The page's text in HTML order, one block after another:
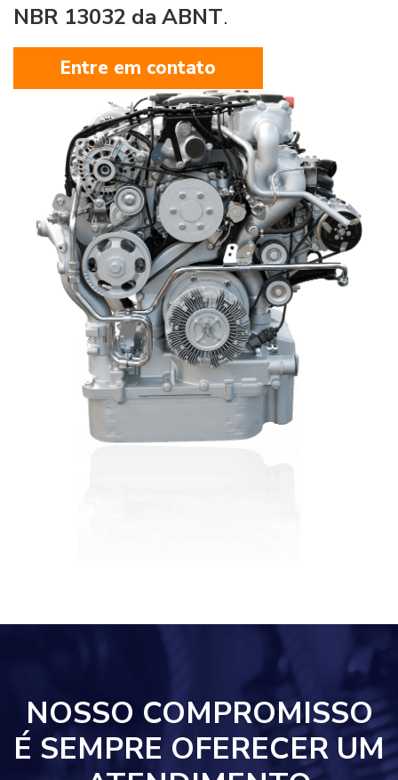
NBR 13032 da ABNT.
Entre em contato
NOSSO COMPROMISSO
É SEMPRE OFERECER UM